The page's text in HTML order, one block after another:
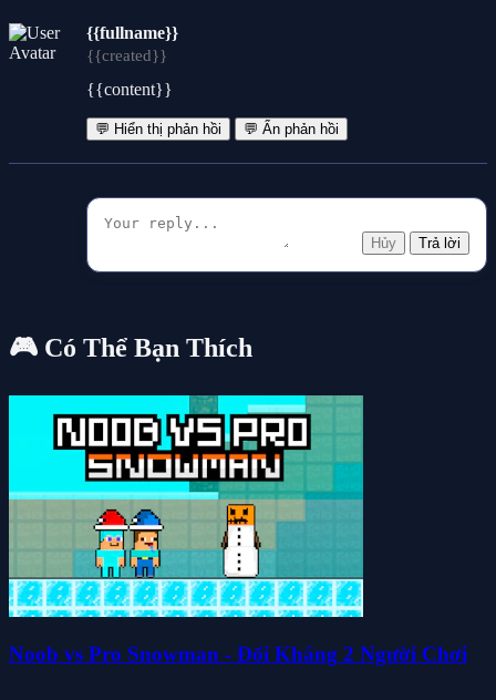
{{fullname}}
{{created}}
{{content}}
💬 Hiển thị phản hồi 💬 Ẩn phản hồi
Hủy Trả lời
🎮 Có Thể Bạn Thích
Noob vs Pro Snowman - Đối Kháng 2 Người Chơi